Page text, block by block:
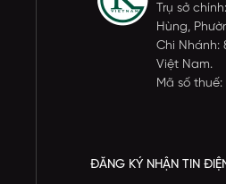
Trụ sở
Hùng,
Chi Nhánh:
Việt Nam.
Mã số thuế:
ĐĂNG KÝ NHẬN TIN